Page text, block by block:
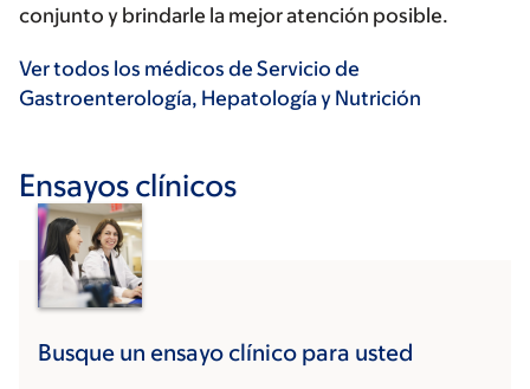
conjunto y brindarle la mejor atención posible.
Ver todos los médicos de Servicio de
Gastroenterología, Hepatología y Nutrición
Ensayos clínicos
Busque un ensayo clínico para usted